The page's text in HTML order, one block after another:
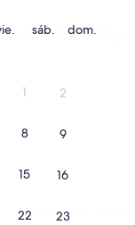
viernes
sáb. sábado
dom.
1 2
8 9
15 16
22 23
Gardey
Ideal para
Ideal para
3. Tandil
Tandil Downtown